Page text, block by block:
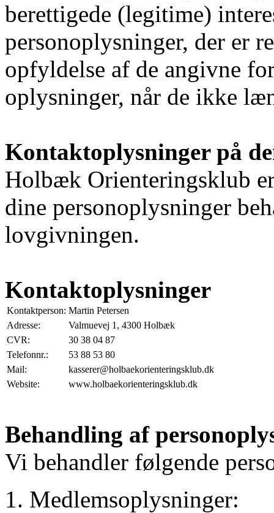
berettigede (legitime)
personoplysninger, der er
opfyldelse af de angivne
oplysninger, når de ikke
Kontaktoplysninger på
Holbæk Orienteringsklub
dine personoplysninger
lovgivningen.
Kontaktoplysninger
Kontaktperson: Martin Petersen
Adresse:
Valmuevej 1, 4300 Holbæk
CVR:
30 38 04 87
Telefonnr.:
53 88 53 80
Mail:
kasserer@holbaekorienteringsklub.dk
Website:
www.holbaekorienteringsklub.dk
Behandling af
Vi behandler følgende
Medlemsoplysninger: